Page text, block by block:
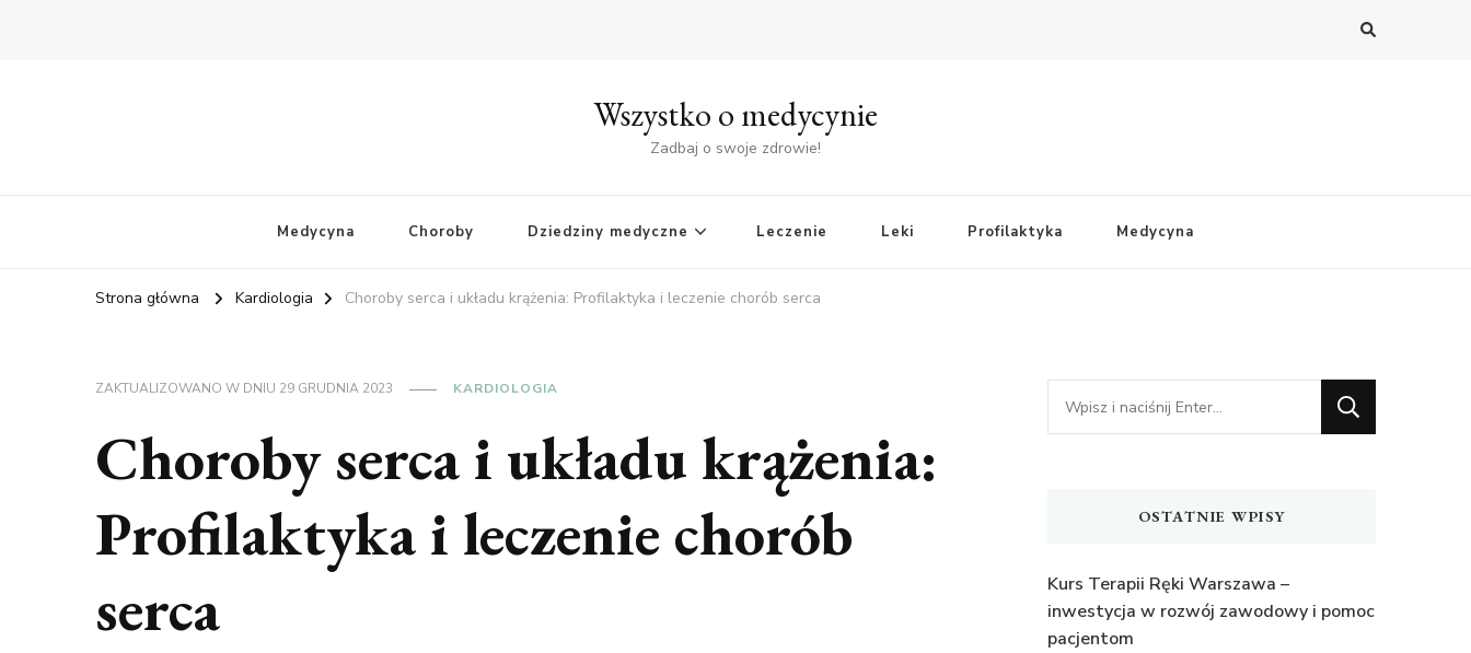
Wszystko o medycynie
Zadbaj o swoje zdrowie!
Medycyna Choroby Dziedziny medyczne Leczenie Leki Profilaktyka Medycyna
Strona główna Kardiologia Choroby serca i układu krążenia: Profilaktyka i leczenie chorób serca
ZAKTUALIZOWANO W DNIU 29 GRUDNIA 2023 KARDIOLOGIA
Choroby serca i układu krążenia:
Profilaktyka i leczenie chorób
serca
Szukasz
czegoś?
OSTATNIE WPISY
Kurs Terapii Ręki Warszawa –
inwestycja w rozwój zawodowy i pomoc
pacjentom